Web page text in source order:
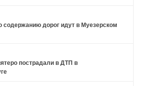
дорог идут в Муезерском
пострадали в ДТП в